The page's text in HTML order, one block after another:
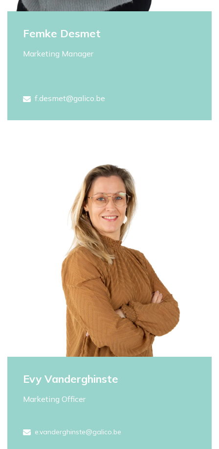
Femke Desmet
Marketing Manager
f.desmet@galico.be
Evy Vanderghinste
Marketing Officer
e.vanderghinste@galico.be